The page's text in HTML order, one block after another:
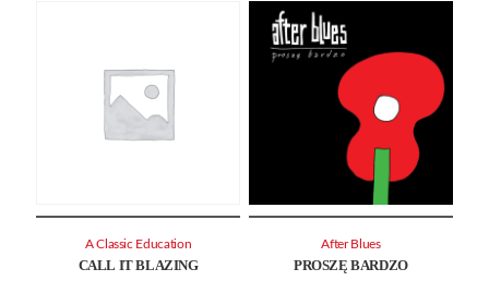
CALL IT BLAZING
A Classic Education
PROSZĘ BARDZO
After Blues